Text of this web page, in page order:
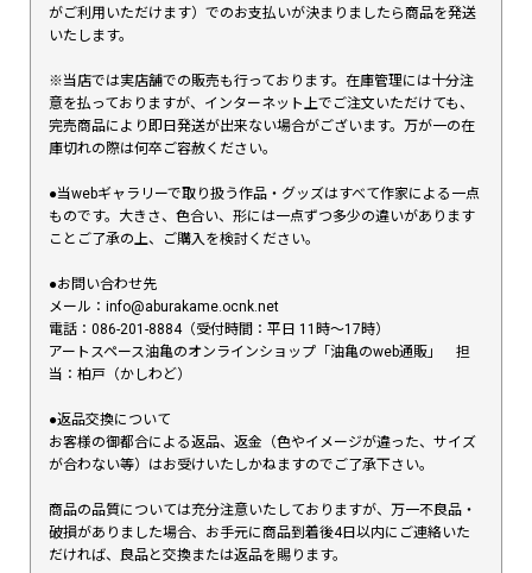
がご利用いただけます）でのお支払いが決まりましたら商品を発送
いたします。
※当店では実店舗での販売も行っております。在庫管理には十分注
意を払っておりますが、インターネット上でご注文いただけても、
完売商品により即日発送が出来ない場合がございます。万が一の在
庫切れの際は何卒ご容赦ください。
●当webギャラリーで取り扱う作品・グッズはすべて作家による一点
ものです。大きさ、色合い、形には一点ずつ多少の違いがあります
ことご了承の上、ご購入を検討ください。
●お問い合わせ先
メール：info@aburakame.ocnk.net
電話：086-201-8884（受付時間：平日 11時〜17時）
アートスペース油亀のオンラインショップ「油亀のweb通販」 担
当：柏戸（かしわど）
●返品交換について
お客様の御都合による返品、返金（色やイメージが違った、サイズ
が合わない等）はお受けいたしかねますのでご了承下さい。
商品の品質については充分注意いたしておりますが、万一不良品・
破損がありました場合、お手元に商品到着後4日以内にご連絡いた
だければ、良品と交換または返品を賜ります。